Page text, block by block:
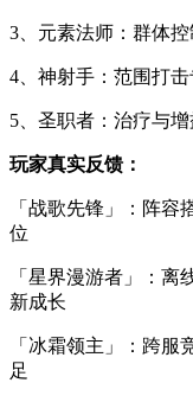
3、元素法师：群体
4、神射手：范围打
5、圣职者：治疗与
玩家真实反馈：
「战歌先锋」：阵
位
「星界漫游者」：
新成长
「冰霜领主」：跨
足